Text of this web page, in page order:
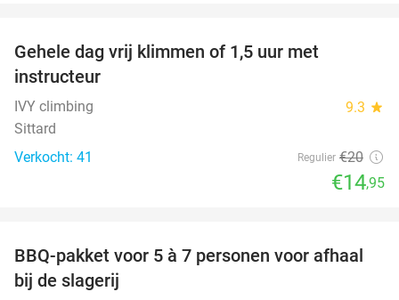
Gehele dag vrij klimmen of 1,5 uur met
instructeur
IVY climbing 9.3 star
Sittard
Verkocht: 41
Regulier €20
€14,95
35%
BBQ-pakket voor 5 à 7 personen voor afhaal
bij de slagerij